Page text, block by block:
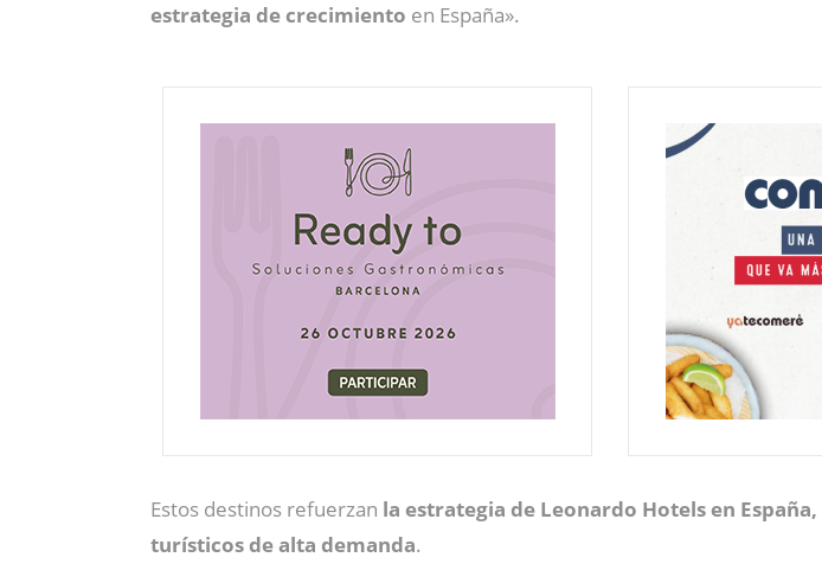
estrategia de crecimiento en España».
Estos destinos refuerzan la estrategia de Leonardo Hotels en España,
turísticos de alta demanda.